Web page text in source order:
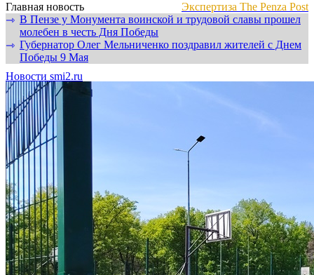
Главная новость
Экспертиза The Penza Post
⇾ В Пензе у Монумента воинской и трудовой славы прошел
молебен в честь Дня Победы
⇾ Губернатор Олег Мельниченко поздравил жителей с Днем
Победы 9 Мая
Новости smi2.ru